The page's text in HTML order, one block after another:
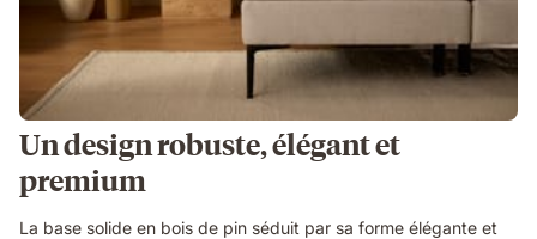
Un design robuste, élégant et
premium
La base solide en bois de pin séduit par sa forme élégante et